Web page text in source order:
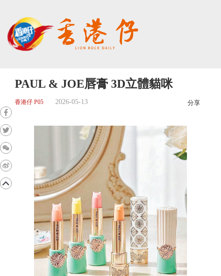
PAUL & JOE唇膏 3D立體貓咪
香港仔 P05 2026-05-13 分享